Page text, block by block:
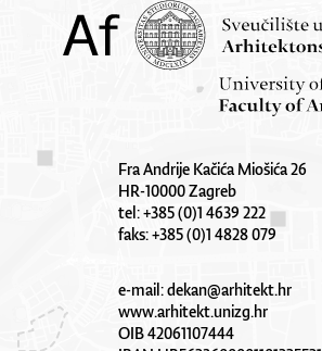
Fra Andrije Kačića Miošića 26
HR-10000 Zagreb
tel: +385 (0)1 4639 222
faks: +385 (0)1 4828 079
e-mail:dekan@arhitekt.hr
www.arhitekt.unizg.hr
OIB 42061107444